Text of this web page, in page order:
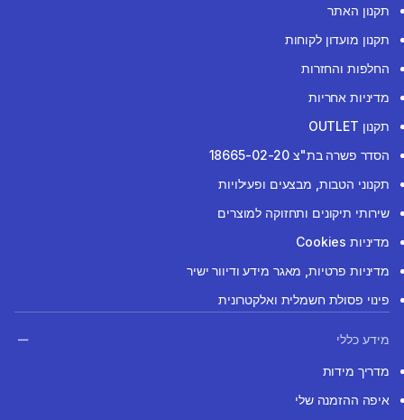
תקנון האתר
תקנון מועדון לקוחות
החלפות והחזרות
מדיניות אחריות
תקנון OUTLET
הסדר פשרה בת"צ 18665-02-20
תקנוני הטבות, מבצעים ופעילויות
שירותי תיקונים ותחזוקה למוצרים
מדיניות Cookies
מדיניות פרטיות, מאגר מידע ודיוור ישיר
פינוי פסולת חשמלית ואלקטרונית
מידע כללי
מדריך מידות
איפה ההזמנה שלי